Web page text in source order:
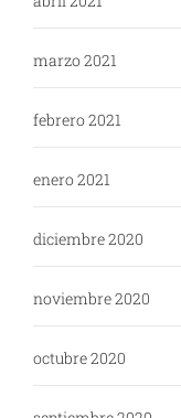
marzo 2021
febrero 2021
enero 2021
diciembre 2020
noviembre 2020
octubre 2020